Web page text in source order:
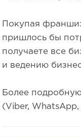
Покупая
пришлось бы
получаете все
и ведению
Более
(Viber, WhatsApp,